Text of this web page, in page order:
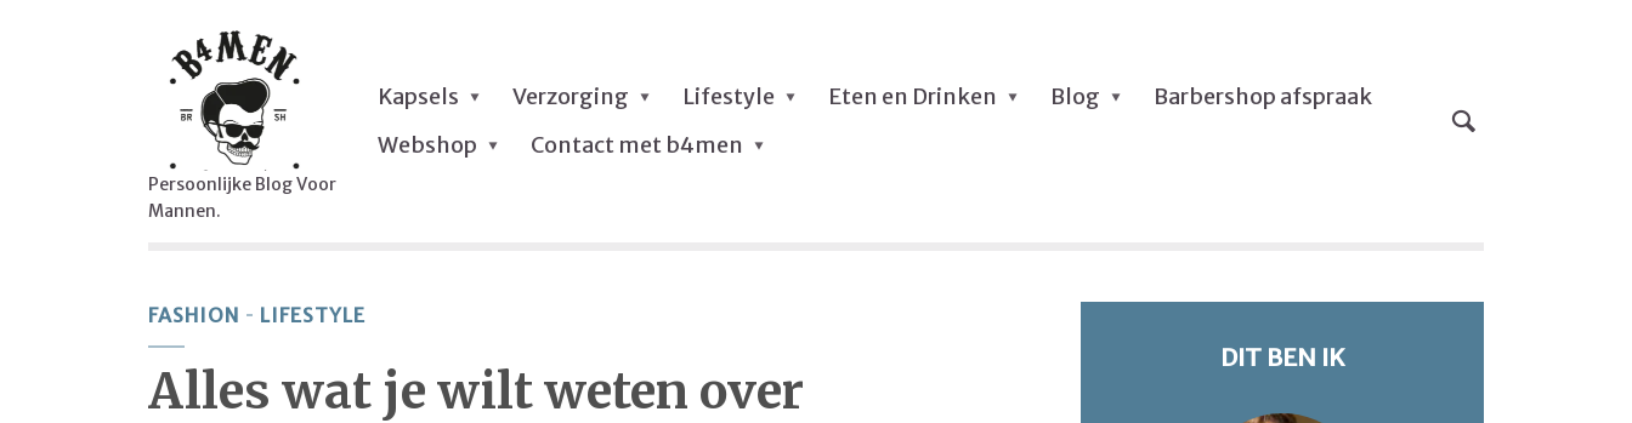
Persoonlijke Blog Voor
Mannen.
Kapsels Verzorging Lifestyle Eten en Drinken Blog
Barbershop afspraak
Webshop
Contact met b4men
FASHION LIFESTYLE
Alles wat je wilt weten over
DIT BEN IK